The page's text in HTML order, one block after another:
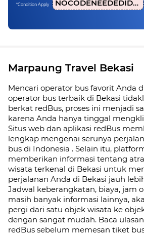
*Condition Apply NOCODENEEDEDIDN1
Marpaung Travel Bekasi
Mencari operator bus favorit Anda
operator bus terbaik di Bekasi
berkat redBus, proses ini menjadi
karena Anda hanya tinggal
Situs web dan aplikasi redBus
lengkap mengenai serunya
bus di Indonesia . Selain itu,
memberikan informasi tentang
wisata terkenal di Bekasi untuk
perjalanan Anda di Bekasi jauh
Jadwal keberangkatan, biaya, jam
masih banyak informasi lainnya,
pergi dari satu objek wisata ke
dengan sangat mudah. Baca ulasan
redBus sebelum memesan tiket